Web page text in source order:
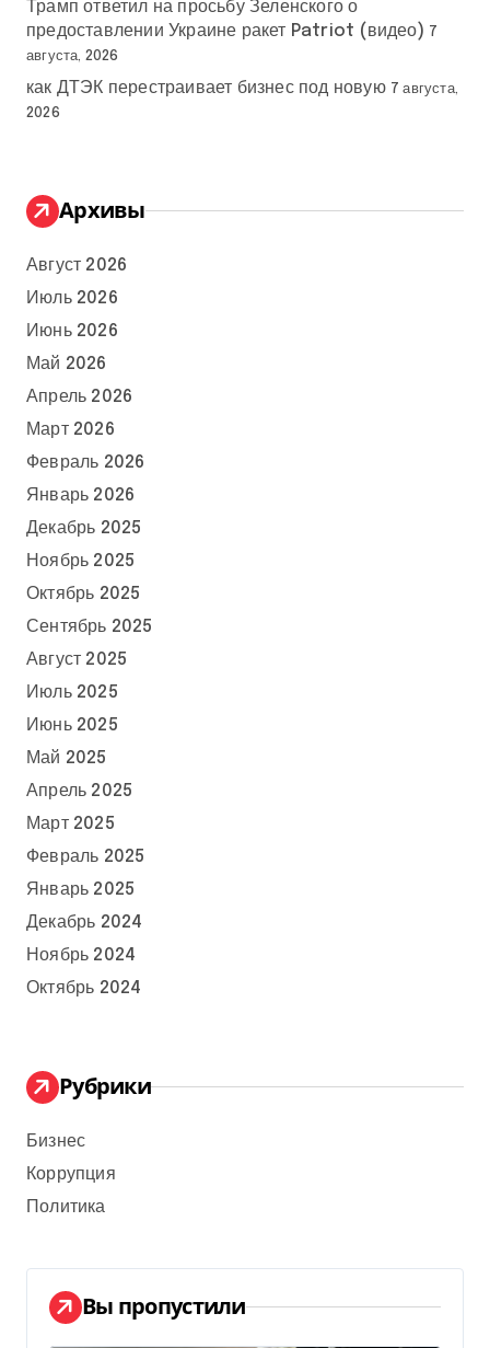
Трамп ответил на просьбу Зеленского о
предоставлении Украине ракет Patriot (видео) 7
августа, 2026
как ДТЭК перестраивает бизнес под новую 7 августа,
2026
Архивы
Август 2026
Июль 2026
Июнь 2026
Май 2026
Апрель 2026
Март 2026
Февраль 2026
Январь 2026
Декабрь 2025
Ноябрь 2025
Октябрь 2025
Сентябрь 2025
Август 2025
Июль 2025
Июнь 2025
Май 2025
Апрель 2025
Март 2025
Февраль 2025
Январь 2025
Декабрь 2024
Ноябрь 2024
Октябрь 2024
Рубрики
Бизнес
Коррупция
Политика
Вы пропустили